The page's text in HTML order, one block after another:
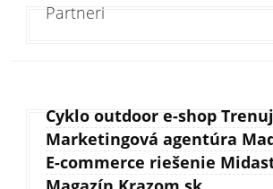
Partneri
Cyklo outdoor e-shop
Marketingová agentúra
E-commerce riešenie